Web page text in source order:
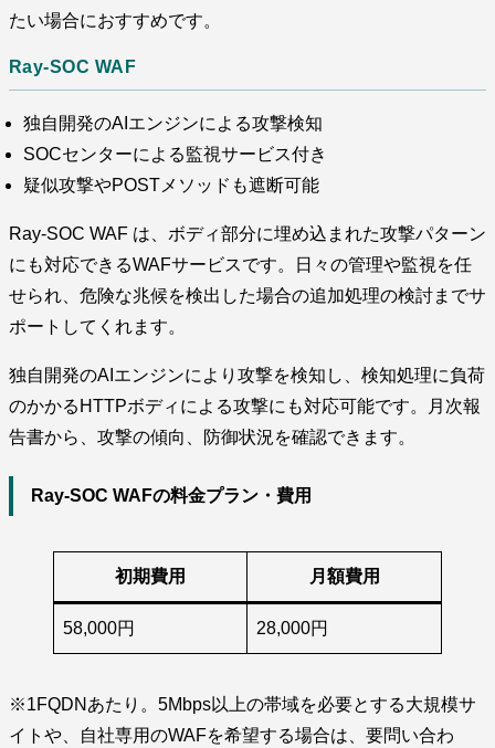
たい場合におすすめです。
Ray-SOC WAF
独自開発のAIエンジンによる攻撃検知
SOCセンターによる監視サービス付き
疑似攻撃やPOSTメソッドも遮断可能
Ray-SOC WAF は、ボディ部分に埋め込まれた攻撃パターン
にも対応できるWAFサービスです。日々の管理や監視を任
せられ、危険な兆候を検出した場合の追加処理の検討までサ
ポートしてくれます。
独自開発のAIエンジンにより攻撃を検知し、検知処理に負荷
のかかるHTTPボディによる攻撃にも対応可能です。月次報
告書から、攻撃の傾向、防御状況を確認できます。
Ray-SOC WAFの料金プラン・費用
初期費用 月額費用
58,000円 28,000円
※1FQDNあたり。5Mbps以上の帯域を必要とする大規模サ
イトや、自社専用のWAFを希望する場合は、要問い合わ